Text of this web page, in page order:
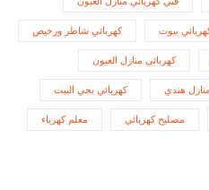
بيوت كهربائي شاطر ورخيص
كهربائي منازل العيون
هندي كهربائي يجي البيت
مصليح كهربائي معلم كهرباء